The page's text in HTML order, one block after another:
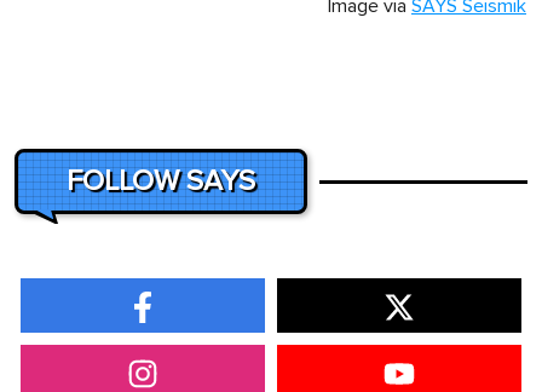
Image via SAYS Seismik
FOLLOW SAYS